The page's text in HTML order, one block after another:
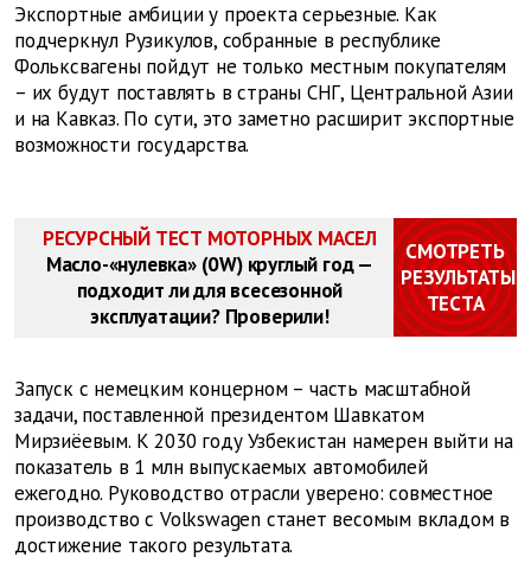
Экспортные амбиции у проекта серьезные. Как
подчеркнул Рузикулов, собранные в республике
Фольксвагены пойдут не только местным покупателям
– их будут поставлять в страны СНГ, Центральной Азии
и на Кавказ. По сути, это заметно расширит экспортные
возможности государства.
РЕСУРСНЫЙ ТЕСТ МОТОРНЫХ МАСЕЛ
Масло-«нулевка» (0W) круглый год —
подходит ли для всесезонной
эксплуатации? Проверили!
СМОТРЕТЬ
РЕЗУЛЬТАТЫ
ТЕСТА
Запуск с немецким концерном – часть масштабной
задачи, поставленной президентом Шавкатом
Мирзиёевым. К 2030 году Узбекистан намерен выйти на
показатель в 1 млн выпускаемых автомобилей
ежегодно. Руководство отрасли уверено: совместное
производство с Volkswagen станет весомым вкладом в
достижение такого результата.